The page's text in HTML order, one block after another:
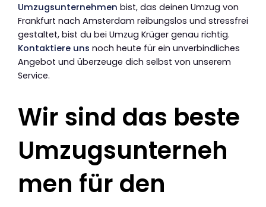
Umzugsunternehmen bist, das deinen Umzug von
Frankfurt nach Amsterdam reibungslos und stressfrei
gestaltet, bist du bei Umzug Krüger genau richtig.
Kontaktiere uns noch heute für ein unverbindliches
Angebot und überzeuge dich selbst von unserem
Service.
Wir sind das beste
Umzugsunterneh
men für den